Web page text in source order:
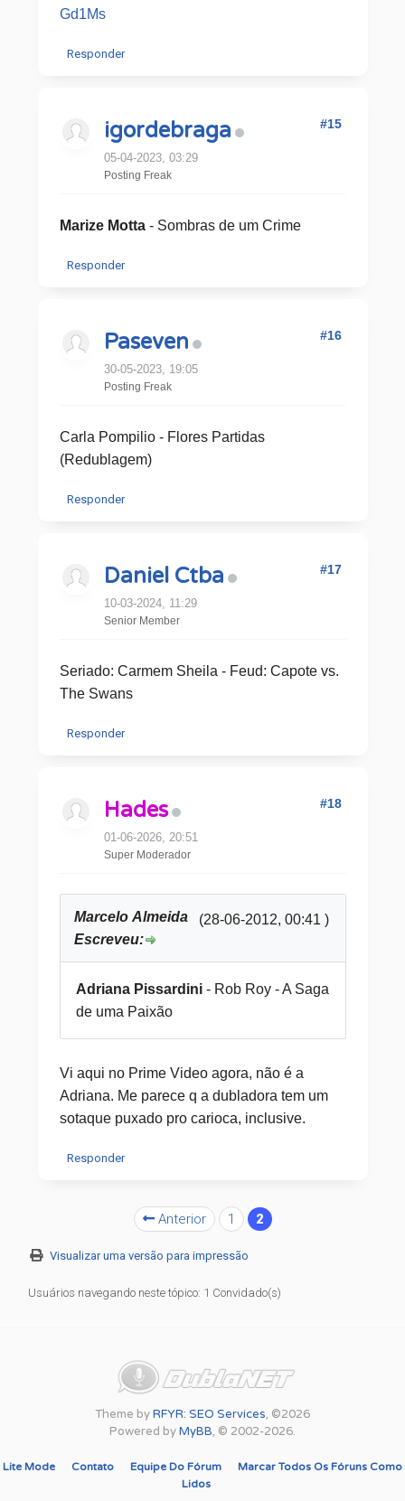
Gd1Ms
Responder
igordebraga
05-04-2023, 03:29
Posting Freak
#15
Marize Motta- Sombras de um Crime
Responder
Paseven
30-05-2023, 19:05
Posting Freak
#16
Carla Pompilio - Flores Partidas
(Redublagem)
Responder
Daniel Ctba
10-03-2024, 11:29
Senior Member
#17
Seriado: Carmem Sheila - Feud: Capote vs.
The Swans
Responder
Hades
01-06-2026, 20:51
Super Moderador
#18
(28-06-2012, 00:41 )
Marcelo Almeida
Escreveu:
Adriana Pissardini - Rob Roy - A Saga
de uma Paixão
Vi aqui no Prime Video agora, não é a
Adriana. Me parece q a dubladora tem um
sotaque puxado pro carioca, inclusive.
Responder
Anterior 1 2
Visualizar uma versão para impressão
Usuários navegando neste tópico: 1 Convidado(s)
Theme byRFYR: SEO Services, ©2026
Powered byMyBB, © 2002-2026.
Lite Mode Contato Equipe Do Fórum
Marcar Todos Os Fóruns Como
Lidos